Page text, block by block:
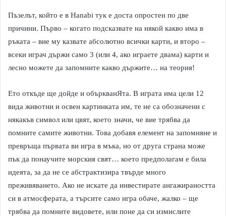
Пъзелът, който е в Hanabi тук е доста опростен по две
причини. Първо – когато подсказвате на някой какво има в
ръката – вие му казвате абсолютно всички карти, и второ –
всеки играч държи само 3 (или 4, ако играете двама) карти и
лесно можете да запомните какво държите… на теория!
Ето откъде ще дойде и объркванЯта. В играта има цели 12
вида животни и освен картинката им, те не са обозначени с
някакъв символ или цвят, което значи, че вие трябва да
помните самите животни. Това добавя елемент на запомняне и
превръща първата ви игра в мъка, но от друга страна може
пък да понаучите морския свят… което предполагам е била
идеята, за да не се абстрактизира твърде много
преживяването. Ако не искате да инвестирате ангажираността
си в атмосферата, а търсите само игра обаче, жалко – ще
трябва да помните видовете, или поне да си измислите